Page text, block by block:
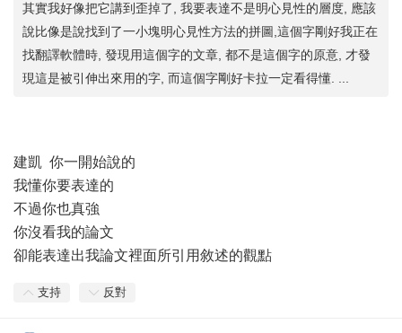
其實我好像把它講到歪掉了, 我要表達不是明心見性的層度, 應該
說比像是說找到了一小塊明心見性方法的拼圖,這個字剛好我正在
找翻譯軟體時, 發現用這個字的文章, 都不是這個字的原意, 才發
現這是被引伸出來用的字, 而這個字剛好卡拉一定看得懂. ...
建凱 你一開始說的
我懂你要表達的
不過你也真強
你沒看我的論文
卻能表達出我論文裡面所引用敘述的觀點
支持 反對